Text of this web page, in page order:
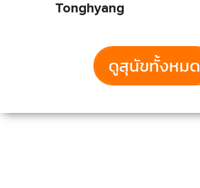
Tonghyang
ดูสุนัขทั้งหมด